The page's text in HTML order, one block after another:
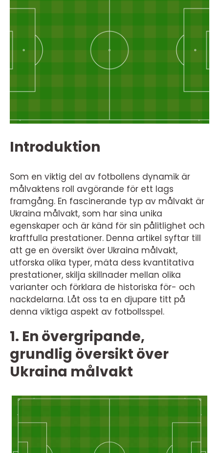
Introduktion
Som en viktig del av fotbollens dynamik är
målvaktens roll avgörande för ett lags
framgång. En fascinerande typ av målvakt är
Ukraina målvakt, som har sina unika
egenskaper och är känd för sin pålitlighet och
kraftfulla prestationer. Denna artikel syftar till
att ge en översikt över Ukraina målvakt,
utforska olika typer, mäta dess kvantitativa
prestationer, skilja skillnader mellan olika
varianter och förklara de historiska för- och
nackdelarna. Låt oss ta en djupare titt på
denna viktiga aspekt av fotbollsspel.
1. En övergripande,
grundlig översikt över
Ukraina målvakt